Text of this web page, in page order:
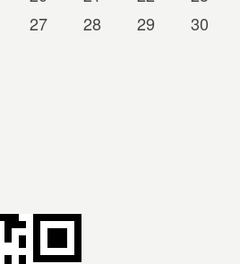
27 28 29
30